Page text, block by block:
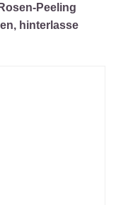
Peeling
hinterlasse